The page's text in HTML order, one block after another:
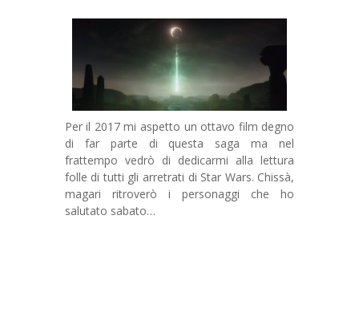
Per il 2017 mi aspetto un ottavo film degno
di far parte di questa saga ma nel
frattempo vedrò di dedicarmi alla lettura
folle di tutti gli arretrati di Star Wars. Chissà,
magari ritroverò i personaggi che ho
salutato sabato…